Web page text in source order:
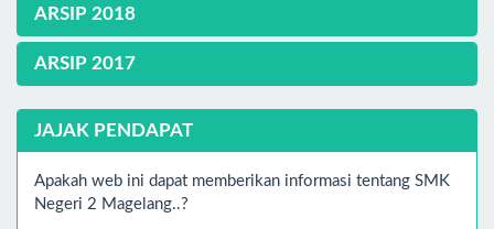
ARSIP 2018
ARSIP 2017
JAJAK PENDAPAT
Apakah web ini dapat memberikan informasi tentang SMK
Negeri 2 Magelang..?